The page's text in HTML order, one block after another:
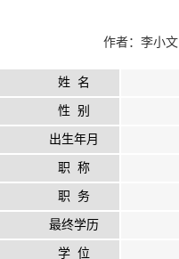
作者：李小
姓 名
性 别
出生年月
职 称
职 务
最终学历
学 位